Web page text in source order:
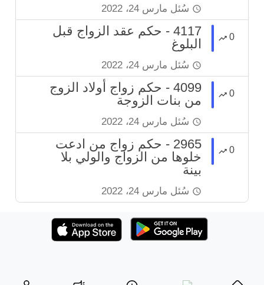
سُئل مارس 24، 2022
0
4117 - حكم عقد الزواج قبل
البلوغ
سُئل مارس 24، 2022
0
4099 - حكم زواج أولاد الزوج
من بنات الزوجة
سُئل مارس 24، 2022
0
2965 - حكم زواج من ادعت
خلوها من الزواج والولي بلا
بينة
سُئل مارس 24، 2022